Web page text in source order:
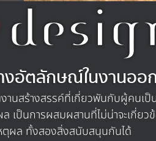
างอัตลักษณ์ในงานอ
งานสร้างสรรค์ที่เกี่ยวพันกับผู้คน
ล เป็นการผสมผสานที่ไม่น่าจะเกี่ย
ตุผล ทั้งสองสิ่งสนับสนุนกันได้